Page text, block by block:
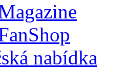
nabídka